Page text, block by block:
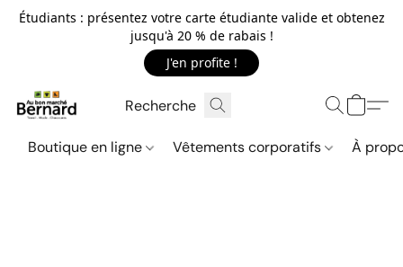
Étudiants : présentez votre carte étudiante valide et obtenez
jusqu'à 20 % de rabais !
J'en profite !
Boutique en ligne Vêtements corporatifs À